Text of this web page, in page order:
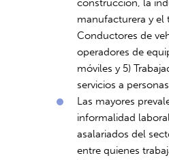
construcción, la
manufacturera y el
Conductores de
operadores de
móviles y 5)
servicios a
Las mayores
informalidad
asalariados del
entre quienes